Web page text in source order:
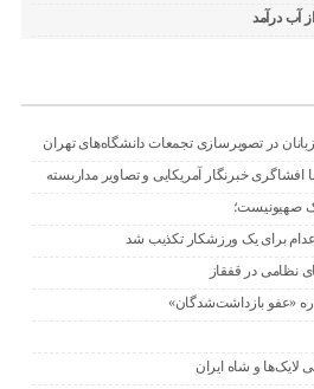
آب درآمد
در تصویرسازی تجمعات دانشگاه‌های تهران
افشاگری خبرنگار آمریکایی و تصاویر مداربسته
صهیونیست؛
برای یک ورزشکار تکذیب شد
نظامی در قفقاز
«عفو بازداشت‌شدگان»
و شاه ایران